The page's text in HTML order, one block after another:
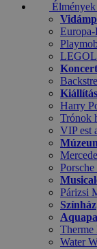
Élmények
Europa-
Harry
Trónok
VIP est
Párizsi
Színház
Therme
Water